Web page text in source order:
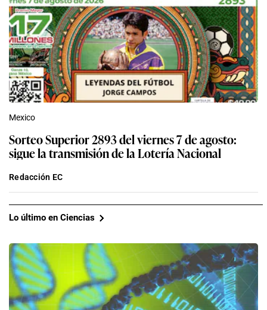
Mexico
Sorteo Superior 2893 del viernes 7 de agosto:
sigue la transmisión de la Lotería Nacional
Redacción EC
Lo último en Ciencias